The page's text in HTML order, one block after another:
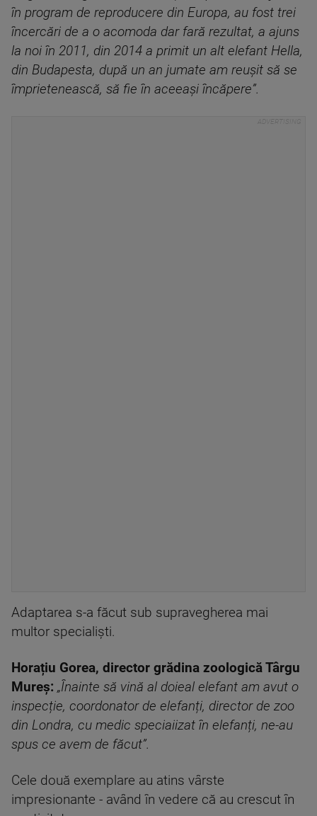
în program de reproducere din Europa, au fost trei
încercări de a o acomoda dar fară rezultat, a ajuns
la noi în 2011, din 2014 a primit un alt elefant Hella,
din Budapesta, după un an jumate am reușit să se
împrietenească, să fie în aceeași încăpere”.
Adaptarea s-a făcut sub supravegherea mai
multor specialiști.
Horațiu Gorea, director grădina zoologică Târgu
Mureș: „Înainte să vină al doieal elefant am avut o
inspecție, coordonator de elefanți, director de zoo
din Londra, cu medic speciaiizat în elefanți, ne-au
spus ce avem de făcut”.
Cele două exemplare au atins vârste
impresionante - având în vedere că au crescut în